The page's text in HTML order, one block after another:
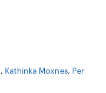
, Kathinka Moxnes, Per